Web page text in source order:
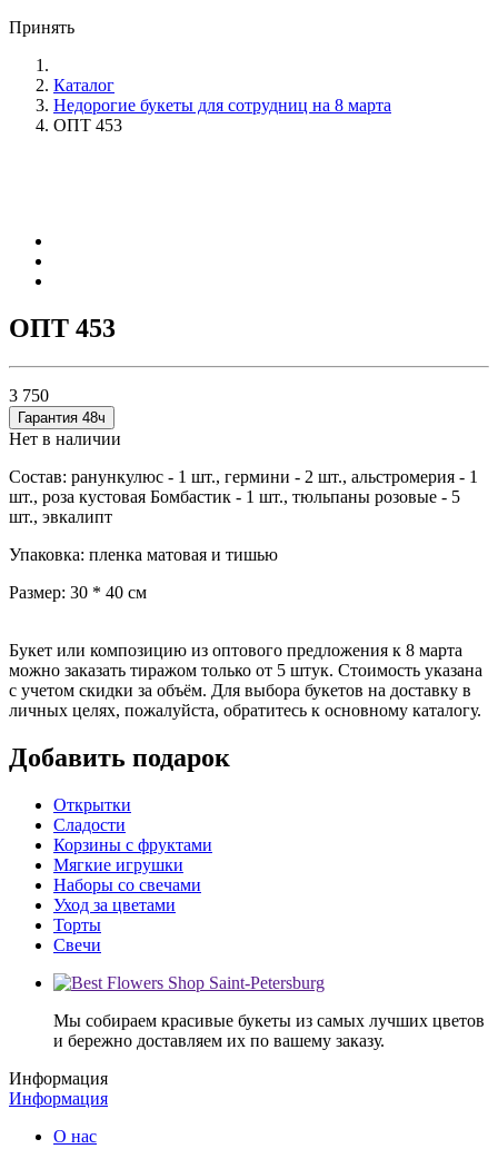
Принять
Каталог
Недорогие букеты для сотрудниц на 8 марта
ОПТ 453
ОПТ 453
3 750
Гарантия 48ч
Нет в наличии
Состав: ранункулюс - 1 шт., гермини - 2 шт., альстромерия - 1
шт., роза кустовая Бомбастик - 1 шт., тюльпаны розовые - 5
шт., эвкалипт
Упаковка: пленка матовая и тишью
Размер: 30 * 40 см
Букет или композицию из оптового предложения к 8 марта
можно заказать тиражом только от 5 штук. Стоимость указана
с учетом скидки за объём. Для выбора букетов на доставку в
личных целях, пожалуйста, обратитесь к основному каталогу.
Добавить подарок
Открытки
Сладости
Корзины с фруктами
Мягкие игрушки
Наборы со свечами
Уход за цветами
Торты
Свечи
Мы собираем красивые букеты из самых лучших цветов
и бережно доставляем их по вашему заказу.
Информация
Информация
О нас